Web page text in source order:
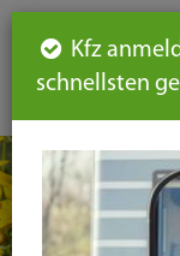
leichte
Sprache
Kfz
schnellsten